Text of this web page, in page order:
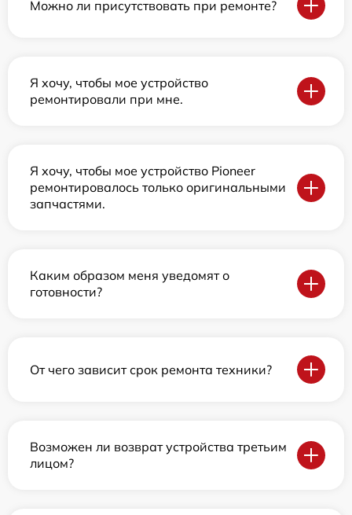
Можно ли присутствовать при ремонте?
Я хочу, чтобы мое устройство
ремонтировали при мне.
Я хочу, чтобы мое устройство Pioneer
ремонтировалось только оригинальными
запчастями.
Каким образом меня уведомят о
готовности?
От чего зависит срок ремонта техники?
Возможен ли возврат устройства третьим
лицом?